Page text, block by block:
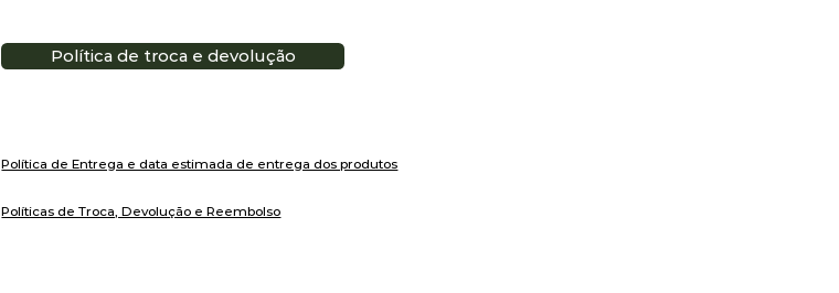
Política de Entrega e data estimada de entrega dos produtos
Políticas de Troca, Devolução e Reembolso
Política de troca e devolução